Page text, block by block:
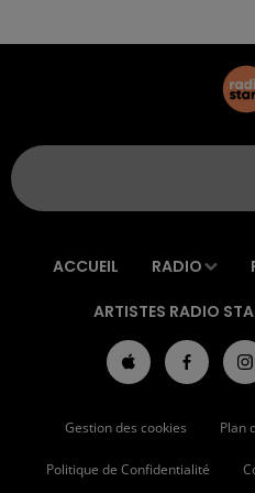
ACCUEIL RADIO
ARTISTES RADIO
Gestion des cookies Plan
Politique de Confidentialité